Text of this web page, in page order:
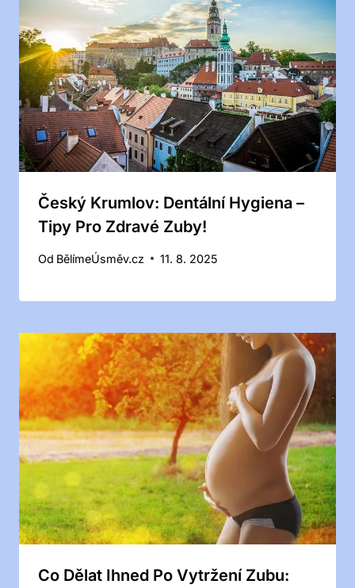
Český Krumlov: Dentální Hygiena –
Tipy Pro Zdravé Zuby!
Od BělímeÚsměv.cz 11. 8. 2025
Co Dělat Ihned Po Vytržení Zubu: